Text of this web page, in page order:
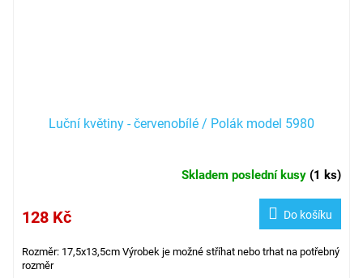
Luční květiny - červenobílé / Polák model 5980
Skladem poslední kusy (1 ks)
128 Kč Do košíku
Rozměr: 17,5x13,5cm Výrobek je možné stříhat nebo trhat na potřebný
rozměr